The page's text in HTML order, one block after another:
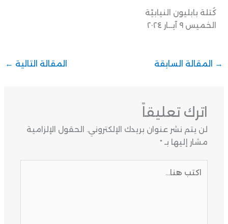
كُتلة بابليون النيابيّة
الخميس ٩ آيــار ٢٠٢٤
→ المقالة السابقة المقالة التالية ←
اترك تعليقاً
لن يتم نشر عنوان بريدك الإلكتروني. الحقول الإلزامية
مشار إليها بـ*
هنا...